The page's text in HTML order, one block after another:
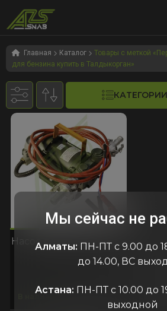
Перейти
навигации
Перейти
содержимому
Главная Каталог
Товары с меткой
для бензина купить в Талдыкорган»
КАТЕГОРИИ
код:3605
Насос для бензина 12V
В наличии 100.000 ₸
Мы сейчас не
Алматы: ПН-ПТ с 9.00 до
до 14.00, ВС
Астана: ПН-ПТ с 10.00 до
выходной